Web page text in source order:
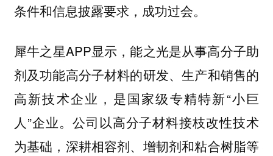
条件和信息披露要求，成功过会。
犀牛之星APP显示，能之光是从事高分子助
剂及功能高分子材料的研发、生产和销售的
高新技术企业，是国家级专精特新“小巨
人”企业。公司以高分子材料接枝改性技术
为基础，深耕相容剂、增韧剂和粘合树脂等